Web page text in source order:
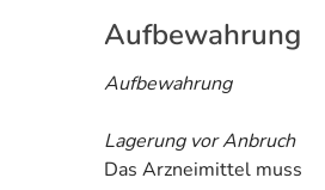
Aufbewahrung
Aufbewahrung
Lagerung vor Anbruch
Das Arzneimittel muss